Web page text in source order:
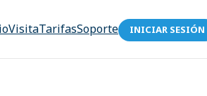
VisitaTarifasSoporte INICIAR SESIÓN